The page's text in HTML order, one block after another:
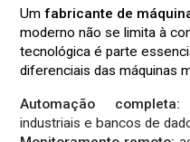
Umfabricante de
moderno não se limita à
tecnológica é parte
diferenciais das máquinas
Automação completa:
industriais e bancos de